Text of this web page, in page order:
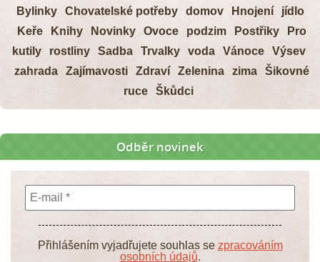
Bylinky Chovatelské potřeby domov Hnojení
jídlo
Keře
Knihy Novinky Ovoce podzim Postřiky
Pro
kutily
rostliny Sadba Trvalky voda Vánoce
Výsev
zahrada
Zajímavosti Zdraví Zelenina zima
Šikovné
ruce
Škůdci
Odběr novinek
Přihlášením vyjadřujete souhlas se zpracováním
osobních údajů.